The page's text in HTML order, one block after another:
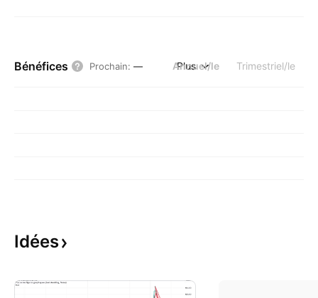
Bénéfices Prochain: — Annuel/le Trimestriel/le
Plus
Idées